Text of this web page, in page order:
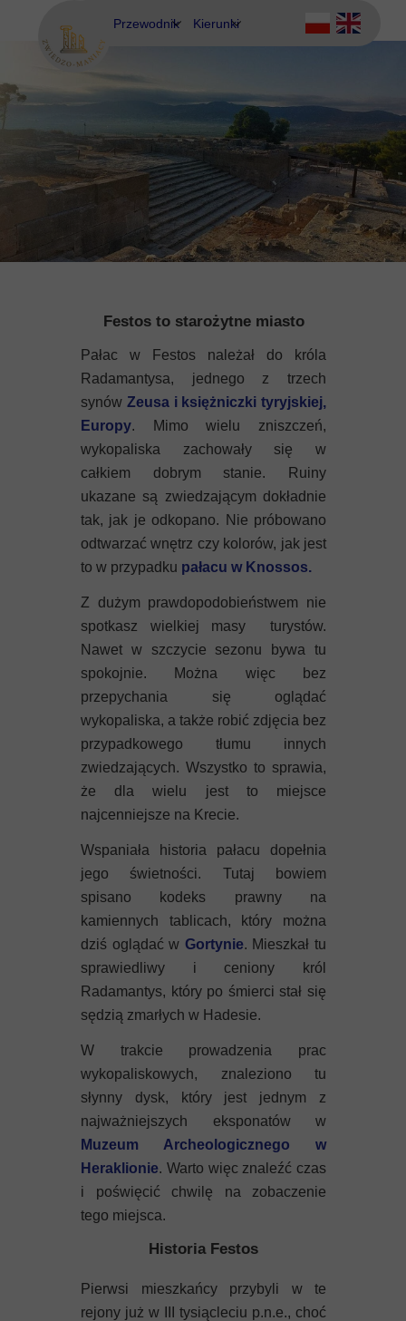
Przewodnik
Rodos
Kierunki
Delfy
Eubea
Kalimnos
Korfu
Kos
Mykeny
Nisyros
Rodos
Samos
Thasos
Lanzarote
Festos to starożytne miasto
Pałac w Festos należał do króla
Radamantysa, jednego z trzech
synów Zeusa i księżniczki tyryjskiej,
Europy. Mimo wielu zniszczeń,
wykopaliska zachowały się w
całkiem dobrym stanie. Ruiny
ukazane są zwiedzającym dokładnie
tak, jak je odkopano. Nie próbowano
odtwarzać wnętrz czy kolorów, jak jest
to w przypadku pałacu w Knossos.
Z dużym prawdopodobieństwem nie
spotkasz wielkiej masy turystów.
Nawet w szczycie sezonu bywa tu
spokojnie. Można więc bez
przepychania się oglądać
wykopaliska, a także robić zdjęcia bez
przypadkowego tłumu innych
zwiedzających. Wszystko to sprawia,
że dla wielu jest to miejsce
najcenniejsze na Krecie.
Wspaniała historia pałacu dopełnia
jego świetności. Tutaj bowiem
spisano kodeks prawny na
kamiennych tablicach, który można
dziś oglądać w Gortynie. Mieszkał tu
sprawiedliwy i ceniony król
Radamantys, który po śmierci stał się
sędzią zmarłych w Hadesie.
W trakcie prowadzenia prac
wykopaliskowych, znaleziono tu
słynny dysk, który jest jednym z
najważniejszych eksponatów w
Muzeum Archeologicznego w
Heraklionie. Warto więc znaleźć czas
i poświęcić chwilę na zobaczenie
tego miejsca.
Historia Festos
Pierwsi mieszkańcy przybyli w te
rejony już w III tysiącleciu p.n.e., choć